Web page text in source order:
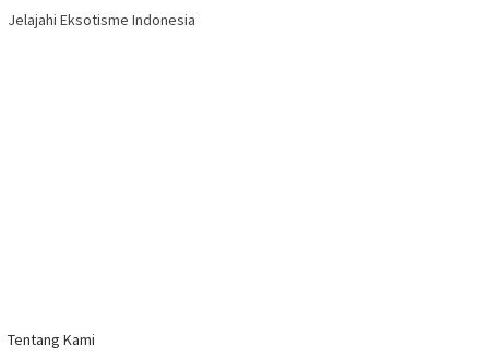
Jelajahi Eksotisme Indonesia
Tentang Kami